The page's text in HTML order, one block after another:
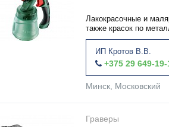
Лакокрасочные и
также красок по
ИП Кротов В.В.
+375 29 649-19-
Минск, Московский
Граверы